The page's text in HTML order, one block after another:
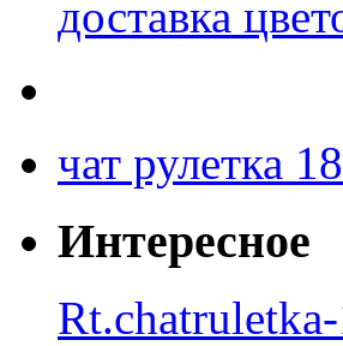
доставка
чат рулетка
Интересное